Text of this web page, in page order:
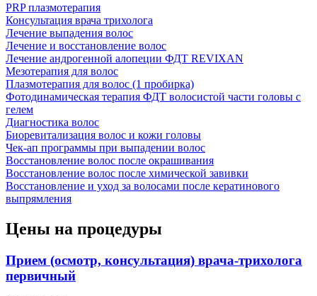
PRP плазмотерапия
Консультация врача трихолога
Лечение выпадения волос
Лечение и восстановление волос
Лечение андрогенной алопеции ФДТ REVIXAN
Мезотерапия для волос
Плазмотерапия для волос (1 пробирка)
Фотодинамическая терапия ФДТ волосистой части головы с
гелем
Диагностика волос
Биоревитализация волос и кожи головы
Чек-ап программы при выпадении волос
Восстановление волос после окрашивания
Восстановление волос после химической завивки
Восстановление и уход за волосами после кератинового
выпрямления
Цены на процедуры
Прием (осмотр, консультация) врача-трихолога
первичный